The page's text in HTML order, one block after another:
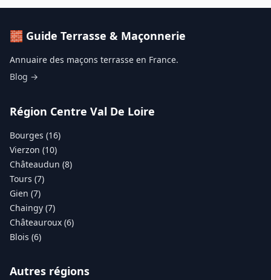
🧱 Guide Terrasse & Maçonnerie
Annuaire des maçons terrasse en France.
Blog →
Région Centre Val De Loire
Bourges (16)
Vierzon (10)
Châteaudun (8)
Tours (7)
Gien (7)
Chaingy (7)
Châteauroux (6)
Blois (6)
Autres régions